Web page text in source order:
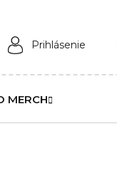
Prihlásenie
MERCH